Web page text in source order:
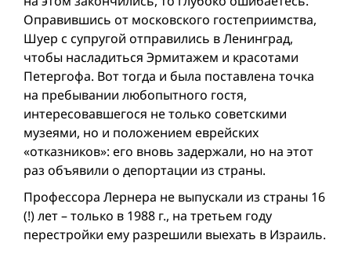
Оправившись от московского гостеприимства,
Шуер с супругой отправились в Ленинград,
чтобы насладиться Эрмитажем и красотами
Петергофа. Вот тогда и была поставлена точка
на пребывании любопытного гостя,
интересовавшегося не только советскими
музеями, но и положением еврейских
«отказников»: его вновь задержали, но на этот
раз объявили о депортации из страны.
Профессора Лернера не выпускали из страны 16
(!) лет – только в 1988 г., на третьем году
перестройки ему разрешили выехать в Израиль.